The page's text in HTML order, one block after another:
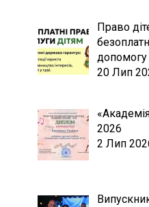
Право
допомогу
20 Лип
2026
2 Лип